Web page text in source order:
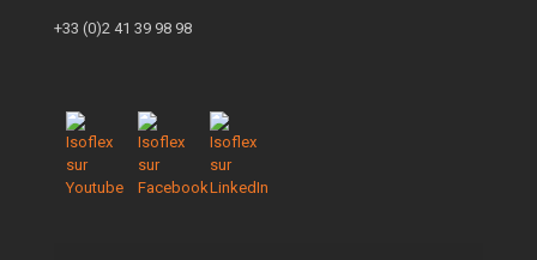
+33 (0)2 41 39 98 98